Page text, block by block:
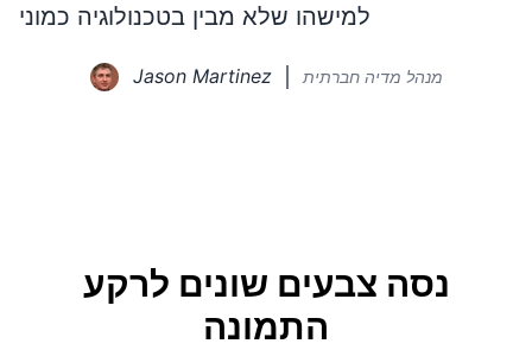
למישהו שלא מבין בטכנולוגיה כמוני
Jason Martinez מנהל מדיה חברתית
נסה צבעים שונים לרקע
התמונה